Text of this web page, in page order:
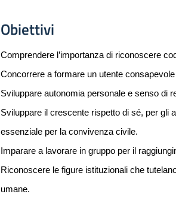
Obiettivi
Comprendere l’importanza di riconoscere
Concorrere a formare un utente
Sviluppare autonomia personale e senso di
Sviluppare il crescente rispetto di sé, per gli
essenziale per la convivenza civile.
Imparare a lavorare in gruppo per il
Riconoscere le figure istituzionali che
umane.